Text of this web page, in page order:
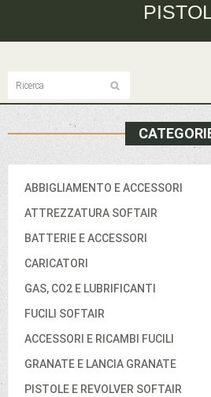
ABBIGLIAMENTO E ACCESSORI
ATTREZZATURA SOFTAIR
BATTERIE E ACCESSORI
CARICATORI
GAS, CO2 E LUBRIFICANTI
FUCILI SOFTAIR
ACCESSORI E RICAMBI FUCILI
GRANATE E LANCIA GRANATE
PISTOLE E REVOLVER SOFTAIR